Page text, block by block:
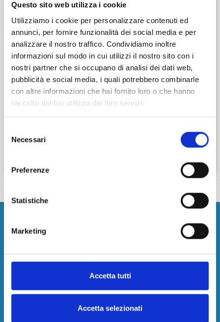
Questo sito web utilizza i cookie
Utilizziamo i cookie per personalizzare contenuti ed
annunci, per fornire funzionalità dei social media e per
analizzare il nostro traffico. Condividiamo inoltre
informazioni sul modo in cui utilizzi il nostro sito con i
nostri partner che si occupano di analisi dei dati web,
pubblicità e social media, i quali potrebbero combinarle
con altre informazioni che hai fornito loro o che hanno
raccolto dal tuo utilizzo dei loro servizi.
delNecessari
Preferenze
Statistiche
Marketing
Accetta tutti
Accetta selezionati
Verifica disponibilità
Dal giorno Ora
Al giorno Ora
Aeroporto
Parcheggi Aeroporto Alghero
Parcheggi Aeroporto Bologna
Parcheggi Aeroporto Cagliari
Parcheggi Aeroporto Capodichino